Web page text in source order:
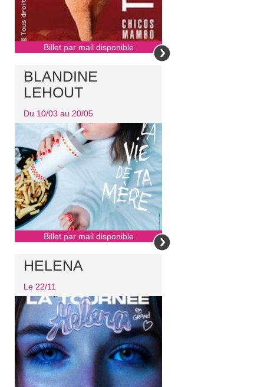
Billet par mail disponible
Billet par mail disponible
BLANDINE
LEHOUT
Du 10/03 au 20/05
HELENA
Le 22/11